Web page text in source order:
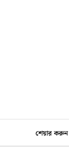
শেয়ার করুন